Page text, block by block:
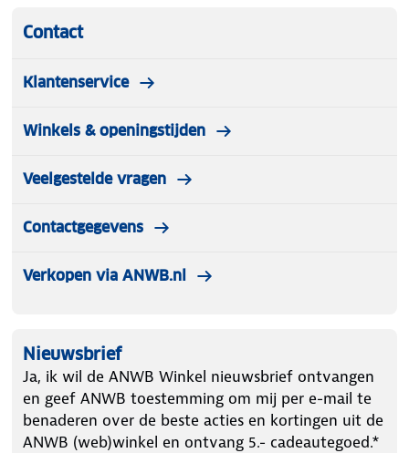
Contact
Klantenservice
Winkels & openingstijden
Veelgestelde vragen
Contactgegevens
Verkopen via ANWB.nl
Nieuwsbrief
Ja, ik wil de ANWB Winkel nieuwsbrief ontvangen
en geef ANWB toestemming om mij per e-mail te
benaderen over de beste acties en kortingen uit de
ANWB (web)winkel en ontvang 5.- cadeautegoed.*